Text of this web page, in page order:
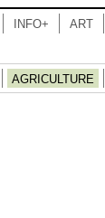
INFO+ ART
AGRICULTURE